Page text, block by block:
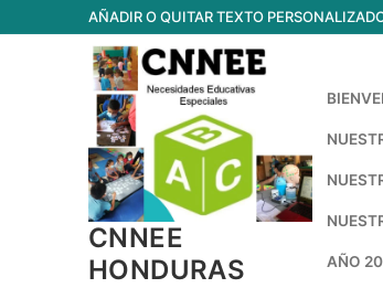
al
AÑADIR O QUITAR TEXTO
CNNEE
HONDURAS
AÑO